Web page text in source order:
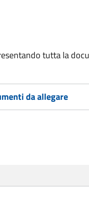
tutta la
da allegare